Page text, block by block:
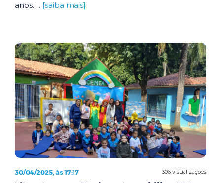
anos. ... [saiba mais]
306 visualizações
30/04/2025, às 17:17